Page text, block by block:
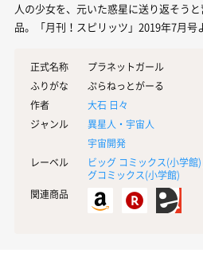
人の少女を、元いた惑星に送り返そう
品。「月刊！スピリッツ」2019年7月号
正式名称
プラネットガール
ふりがな
ぷらねっとがーる
作者
大石 日々
ジャンル
異星人・宇宙人
宇宙開発
レーベル
ビッグ コミックス(小学館)
グコミックス(小学館)
関連商品